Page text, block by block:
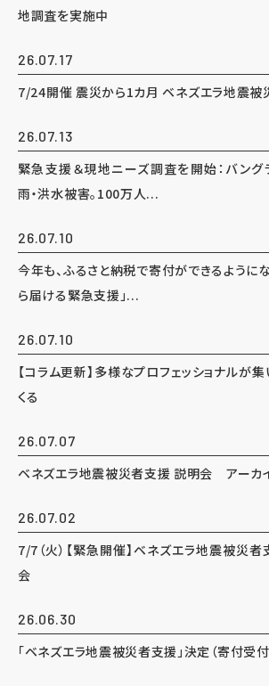
地調査を実施中
26.07.17
7/24開催 震災から1カ月 ベネズエラ地震被
26.07.13
緊急支援＆現地ニーズ調査を開始：バン
雨・洪水被害。100万人...
26.07.10
今年も、ふるさと納税で寄付ができるように
ら届ける緊急支援」...
26.07.10
【コラム更新】多様なプロフェッショナルが
くる
26.07.07
ベネズエラ地震被災者支援 説明会 アーカ
26.07.02
7/7（火）【緊急開催】ベネズエラ地震被災
会
26.06.30
「ベネズエラ地震被災者支援」決定（寄付受付